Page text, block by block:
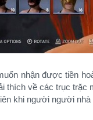
nhận được tiền
thích về các trục trặc
khi người người nhà